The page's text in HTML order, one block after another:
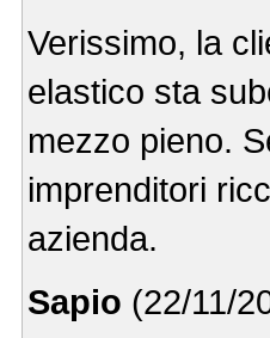
Verissimo, la
elastico sta
mezzo pieno.
imprenditori
azienda.
Sapio (22/11/